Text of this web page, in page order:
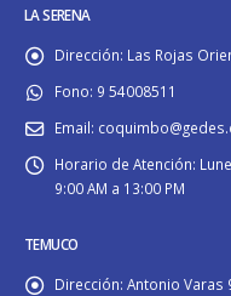
LA SERENA
Dirección: Las Rojas
Fono: 9 54008511
Email:
Horario de Atención:
9:00 AM a 13:00 PM
TEMUCO
Dirección: Antonio Varas